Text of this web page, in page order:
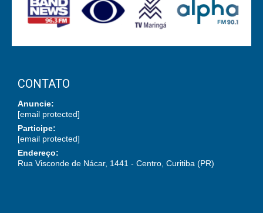
CONTATO
Anuncie:
[email protected]
Participe:
[email protected]
Endereço:
Rua Visconde de Nácar, 1441 - Centro, Curitiba (PR)